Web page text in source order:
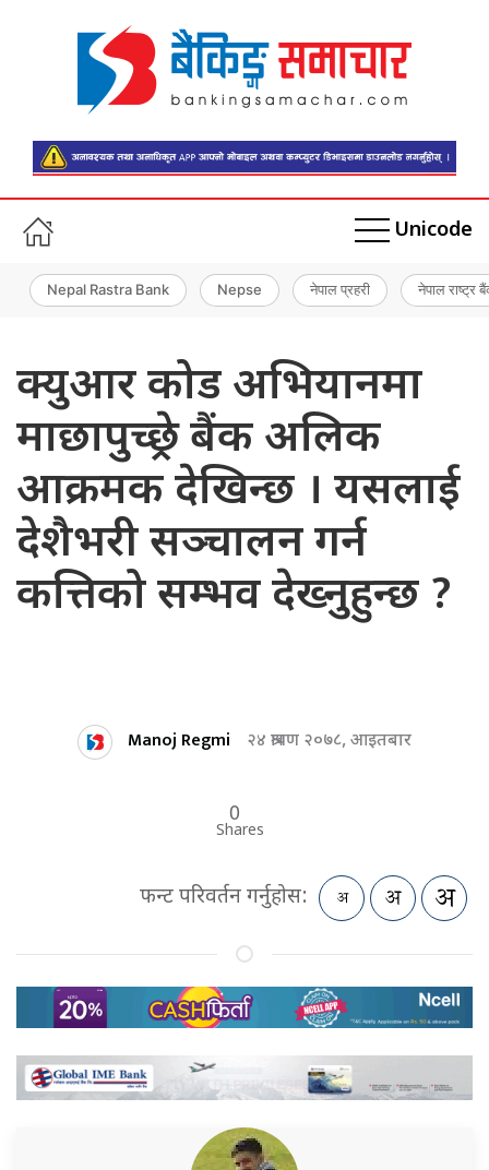
Unicode
Nepal Rastra Bank Nepse नेपाल प्रहरी नेपाल राष्ट्र
क्युआर कोड अभियानमा
माछापुच्छ्रे बैंक अलिक
आक्रमक देखिन्छ । यसलाई
देशैभरी सञ्चालन गर्न
कत्तिको सम्भव देख्नुहुन्छ ?
Manoj Regmi २४ श्रावण २०७८, आइतबार
0
Shares
फन्ट परिवर्तन गर्नुहोस: